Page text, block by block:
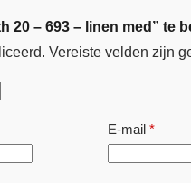
20 – 693 – linen med” te
Vereiste velden zijn
E-mail*